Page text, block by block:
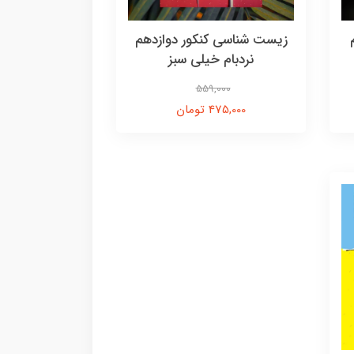
زیست شناسی کنکور دوازدهم
نردبام خیلی سبز
559,000
475,000 تومان